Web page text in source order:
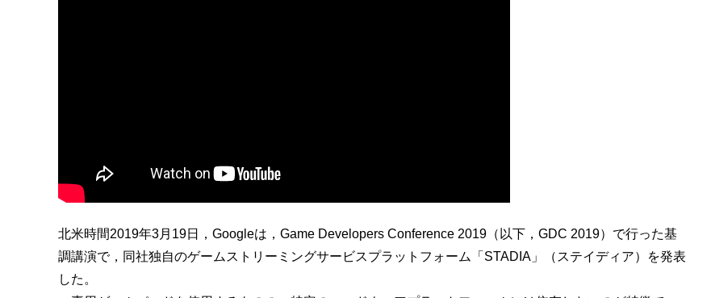
北米時間2019年3月19日，Googleは，Game Developers Conference 2019（以下，GDC 2019）で行った基
調講演で，同社独自のゲームストリーミングサービスプラットフォーム「STADIA」（ステイディア）を発表
した。